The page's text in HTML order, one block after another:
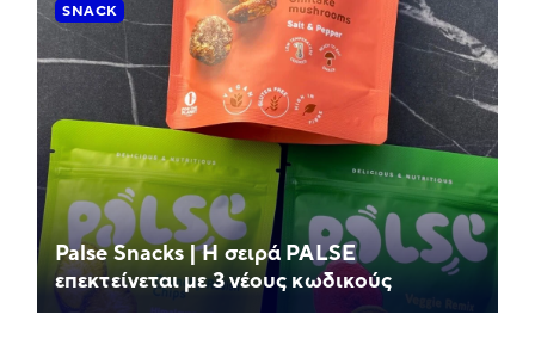
SNACK
Palse Snacks | Η σειρά PALSE
επεκτείνεται με 3 νέους κωδικούς